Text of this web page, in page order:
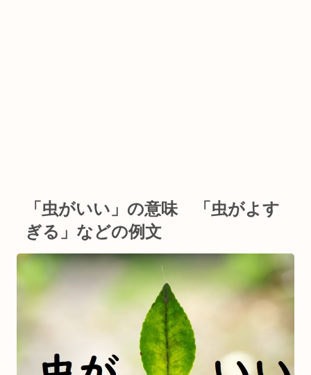
「虫がいい」の意味 「虫がよす
ぎる」などの例文